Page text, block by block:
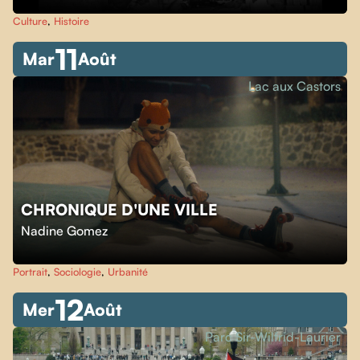
Culture, Histoire
Mar11Août
CHRONIQUE D'UNE VILLE
Nadine Gomez
Lac aux Castors
Portrait, Sociologie, Urbanité
Mer12Août
Parc Sir-Wilfrid-Laurier